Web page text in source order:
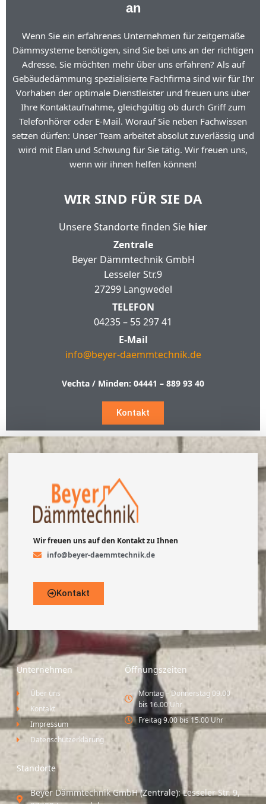
an
Wenn Sie ein erfahrenes Unternehmen für zeitgemäße
Dämmsysteme benötigen, sind Sie bei uns an der richtigen
Adresse. Sie möchten mehr über uns erfahren? Als auf
Gebäudedämmung spezialisierte Fachfirma sind wir für Ihr
Vorhaben der optimale Dienstleister und freuen uns über
Ihre Kontaktaufnahme, gleichgültig ob durch Griff zum
Telefonhörer oder E-Mail. Worauf Sie neben Fachwissen
setzen dürfen: Unser Team arbeitet absolut zuverlässig und
wird mit Elan und Schwung für Sie tätig. Wir freuen uns,
wenn wir ihnen helfen können!
WIR SIND FÜR SIE DA
Unsere Standorte finden Sie hier
Zentrale
Beyer Dämmtechnik GmbH
Lesseler Str.9
27299 Langwedel
TELEFON
04235 – 55 297 41
E-Mail
info@beyer-daemmtechnik.de
Vechta / Minden: 04441 – 889 93 40
Kontakt
Wir freuen uns auf den Kontakt zu Ihnen
info@beyer-daemmtechnik.de
Kontakt
Unternehmen
Über uns
Kontakt
Impressum
Datenschutzerklärung
Öffnungszeiten
Montag – Donnerstag 09.00
bis 16.00 Uhr
Freitag 9.00 bis 15.00 Uhr
Standorte
Beyer Dämmtechnik GmbH (Zentrale): Lesseler Str. 9,